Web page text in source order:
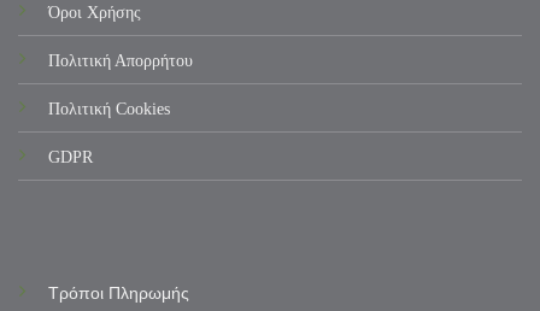
Όροι Χρήσης
Πολιτική Απορρήτου
Πολιτική Cookies
GDPR
Τρόποι Πληρωμής